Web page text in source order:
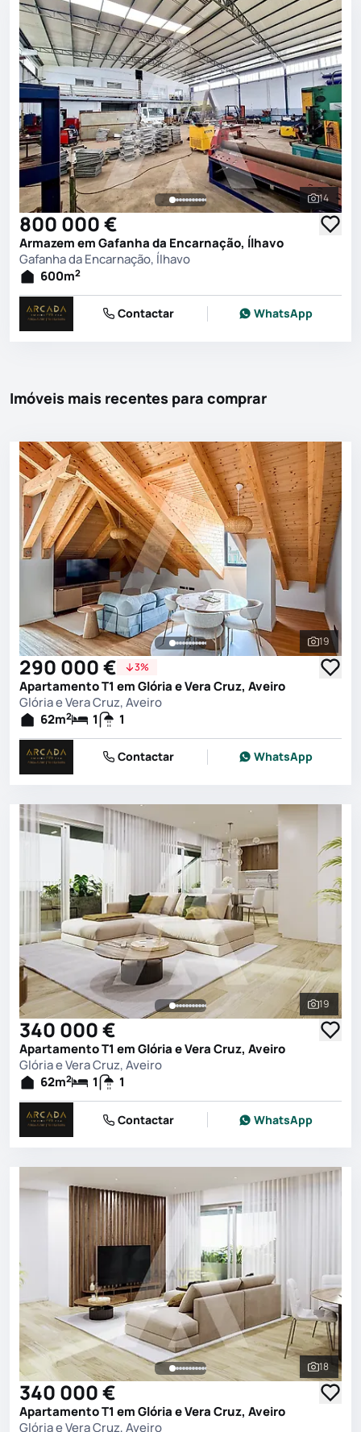
Ver
14
800 000 €
Armazem em Gafanha da Encarnação, Ílhavo
Gafanha da Encarnação, Ílhavo
600m2
Contactar WhatsApp
Imóveis mais recentes para comprar
Ver
19
290 000 € 3%
Apartamento T1 em Glória e Vera Cruz, Aveiro
Glória e Vera Cruz, Aveiro
62m2 1 1
Contactar WhatsApp
Ver
19
340 000 €
Apartamento T1 em Glória e Vera Cruz, Aveiro
Glória e Vera Cruz, Aveiro
62m2 1 1
Contactar WhatsApp
Ver
18
340 000 €
Apartamento T1 em Glória e Vera Cruz, Aveiro
Glória e Vera Cruz, Aveiro